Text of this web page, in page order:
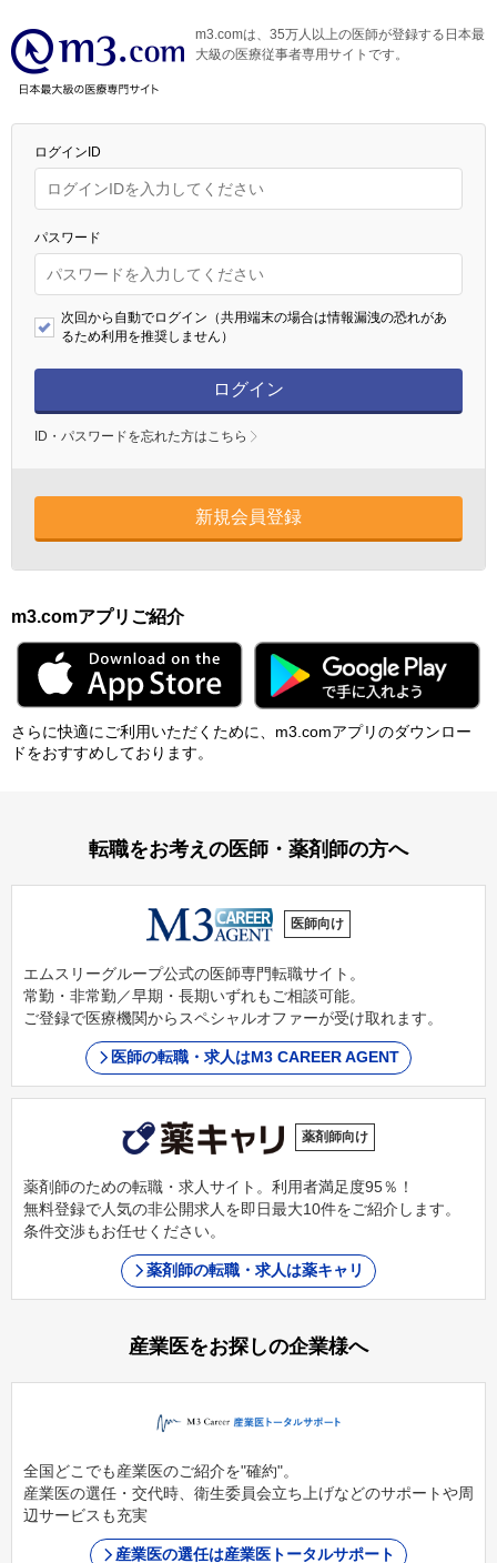
m3.comは、35万人以上の医師が登録する日本最
大級の医療従事者専用サイトです。
ログインID
パスワード
次回から自動でログイン（共用端末の場合は情報漏洩の恐れがあ
るため利用を推奨しません）
ログイン
ID・パスワードを忘れた方はこちら
新規会員登録
m3.comアプリご紹介
さらに快適にご利⽤いただくために、m3.comアプリのダウンロー
ドをおすすめしております。
転職をお考えの医師・薬剤師の方へ
医師向け
エムスリーグループ公式の医師専門転職サイト。
常勤・非常勤／早期・長期いずれもご相談可能。
ご登録で医療機関からスペシャルオファーが受け取れます。
医師の転職・求人はM3 CAREER AGENT
薬剤師向け
薬剤師のための転職・求人サイト。利用者満足度95％！
無料登録で人気の非公開求人を即日最大10件をご紹介します。
条件交渉もお任せください。
薬剤師の転職・求人は薬キャリ
産業医をお探しの企業様へ
全国どこでも産業医のご紹介を"確約"。
産業医の選任・交代時、衛生委員会立ち上げなどのサポートや周
辺サービスも充実
産業医の選任は産業医トータルサポート